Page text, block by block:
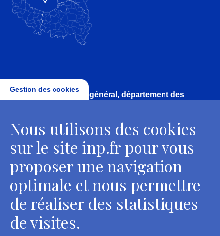
Direction, secrétariat général, département des
2 rue Vivienne - 75002 Paris
Tél. : + 33 1 44 41 16 41
Contacts
Département des restaurateurs
124 rue Henri Barbusse - 93300 Aubervilliers
Gestion des cookies
Nous utilisons des cookies
sur le site inp.fr pour vous
proposer une navigation
optimale et nous permettre
de réaliser des statistiques
de visites.